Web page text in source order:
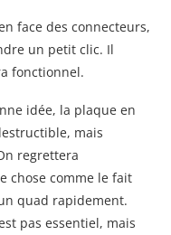
face des connecteurs,
un petit clic. Il
fonctionnel.
idée, la plaque en
mais
regrettera
chose comme le fait
quad rapidement.
pas essentiel, mais